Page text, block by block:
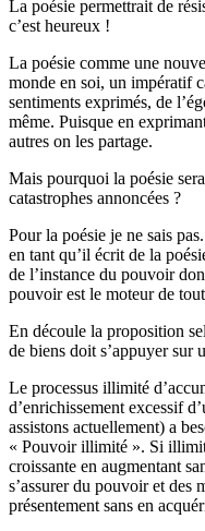
La poésie permettrait de
c’est heureux !
La poésie comme une
monde en soi, un impératif
sentiments exprimés, de
même. Puisque en
autres on les partage.
Mais pourquoi la poésie
catastrophes annoncées ?
Pour la poésie je ne sais
en tant qu’il écrit de la
de l’instance du pouvoir
pouvoir est le moteur de
En découle la proposition
de biens doit s’appuyer sur
Le processus illimité
d’enrichissement excessif
assistons actuellement) a
« Pouvoir illimité ». Si
croissante en augmentant
s’assurer du pouvoir et
présentement sans en